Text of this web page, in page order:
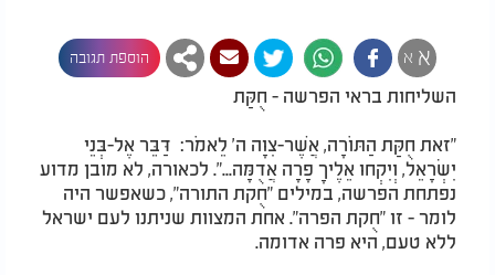
א א הוספת תגובה
השליחות בראי הפרשה - חֻקַּת
"זאת חֻקַּת הַתּוֹרָה, אֲשֶׁר-צִוָּה ה' לֵאמֹר: דַּבֵּר אֶל-בְּנֵי
יִשְׂרָאֵל, וְיִקְחוּ אֵלֶיךָ פָרָה אֲדֻמָּה...". לכאורה, לא מובן מדוע
נפתחת הפרשה, במילים "חֻקת התורה", כשאפשר היה
לומר - זו "חֻקת הפרה". אחת המצוות שניתנו לעם ישראל
ללא טעם, היא פרה אדומה.